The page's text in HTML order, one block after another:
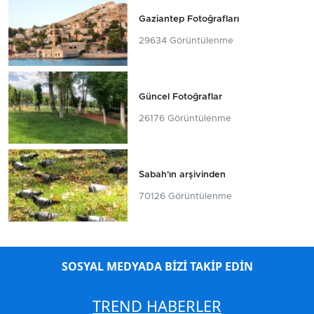
Gaziantep Fotoğrafları
29634 Görüntülenme
Güncel Fotoğraflar
26176 Görüntülenme
Sabah'ın arşivinden
70126 Görüntülenme
SOSYAL MEDYADA BİZİ TAKİP EDİN
TREND HABERLER